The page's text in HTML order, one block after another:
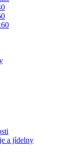
a jídelny